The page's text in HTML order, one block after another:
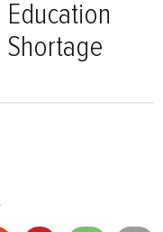
Education
Shortage